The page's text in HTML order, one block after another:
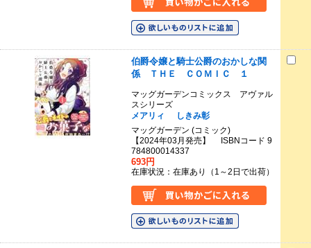
伯爵令嬢と騎士公爵のおかしな関
係 ＴＨＥ ＣＯＭＩＣ １
マッグガーデンコミックス アヴァル
スシリーズ
メアリィ
しきみ彰
マッグガーデン (コミック)
【2024年03月発売】 ISBNコード 9
784800014337
693円
在庫状況：在庫あり（1～2日で出荷）